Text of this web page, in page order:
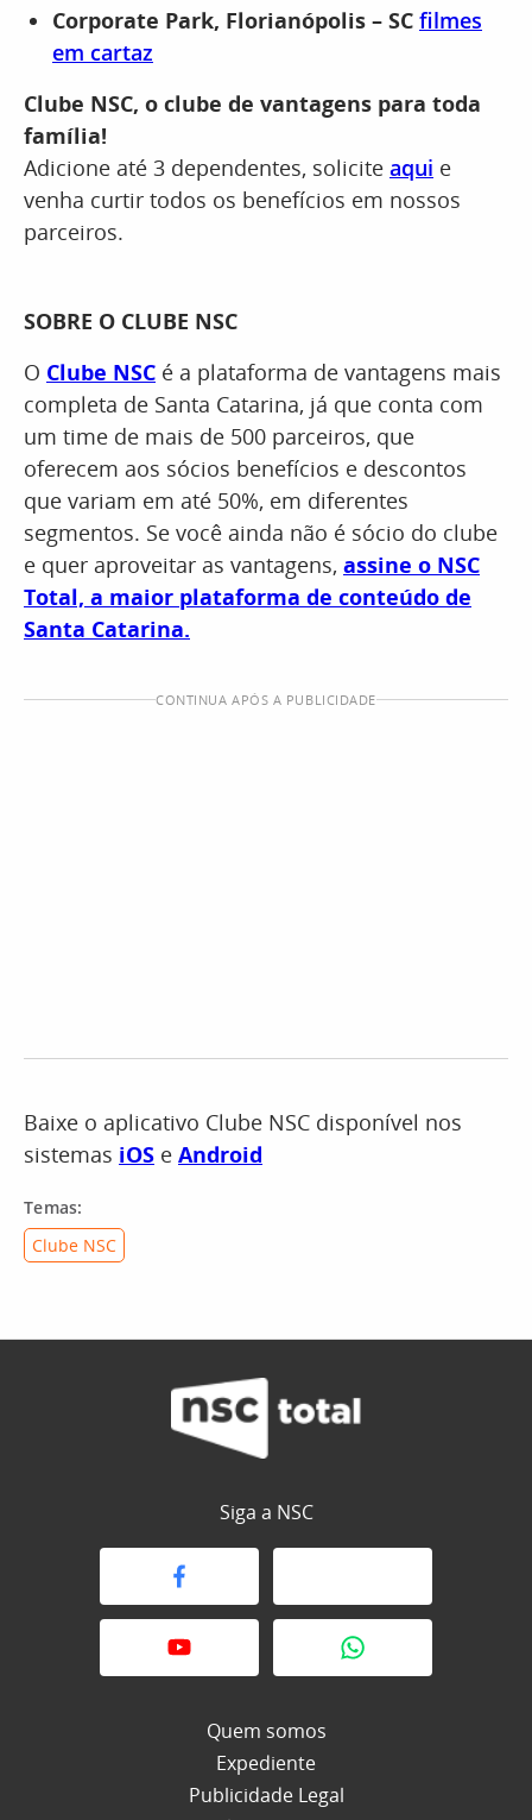
Corporate Park, Florianópolis – SC filmes
em cartaz
Clube NSC, o clube de vantagens para toda
família!
Adicione até 3 dependentes, solicite aqui e
venha curtir todos os benefícios em nossos
parceiros.
SOBRE O CLUBE NSC
O Clube NSC é a plataforma de vantagens mais
completa de Santa Catarina, já que conta com
um time de mais de 500 parceiros, que
oferecem aos sócios benefícios e descontos
que variam em até 50%, em diferentes
segmentos. Se você ainda não é sócio do clube
e quer aproveitar as vantagens, assine o NSC
Total, a maior plataforma de conteúdo de
Santa Catarina.
CONTINUA APÓS A PUBLICIDADE
Baixe o aplicativo Clube NSC disponível nos
sistemas iOS e Android
Temas:
Clube NSC
Siga a NSC
Quem somos
Expediente
Publicidade Legal